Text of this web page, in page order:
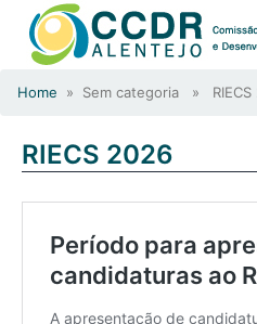
Home » Sem categoria » RIECS
RIECS 2026